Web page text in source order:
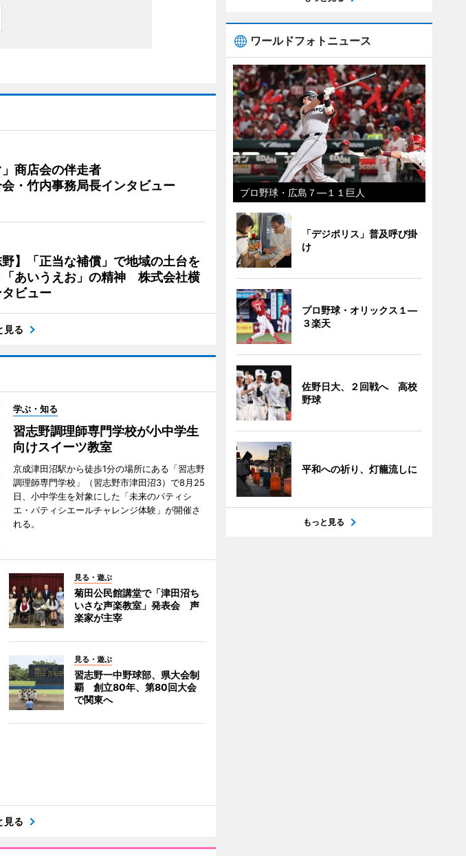
」商店会の伴走者
・竹内事務局長インタビュー
野】「正当な補償」で地域の土台を
あいうえお」の精神 株式会社横
ビュー
見る
学ぶ・知る
習志野調理師専門学校が小中学生
向けスイーツ教室
京成津田沼駅から徒歩1分の場所にある「習志野
調理師専門学校」（習志野市津田沼3）で8月25
日、小中学生を対象にした「未来のパティシ
エ・パティシエールチャレンジ体験」が開催さ
れる。
見る・遊ぶ
菊田公民館講堂で「津田沼ち
いさな声楽教室」発表会 声
楽家が主宰
見る・遊ぶ
習志野一中野球部、県大会制
覇 創立80年、第80回大会
で関東へ
見る
ワールドフォトニュース
プロ野球・広島７―１１巨人
「デジポリス」普及呼び掛
け
プロ野球・オリックス１―
３楽天
佐野日大、２回戦へ 高校
野球
平和への祈り、灯籠流しに
もっと見る